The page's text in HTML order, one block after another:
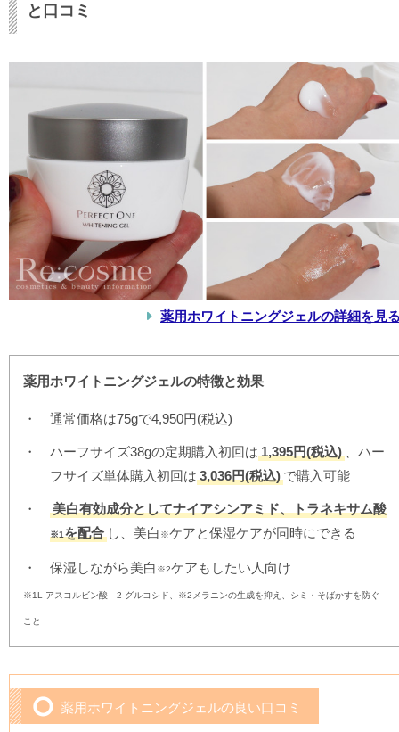
と口コミ
薬用ホワイトニングジェルの詳細を見
薬用ホワイトニングジェルの特徴と効果
通常価格は75gで4,950円(税込)
ハーフサイズ38gの定期購入初回は 1,395円(税込)
、ハー
フサイズ単体購入初回は 3,036円(税込) で購入可能
美白有効成分としてナイアシンアミド、トラネキサム酸
※1を配合 し、美白 ※ケアと保湿ケアが同時にできる
保湿しながら美白 ※2ケアもしたい人向け
※1L-アスコルビン酸 2-グルコシド、※2メラニンの生成を抑え、シミ・そばかすを防ぐ
こと
薬用ホワイトニングジェルの良い口コミ